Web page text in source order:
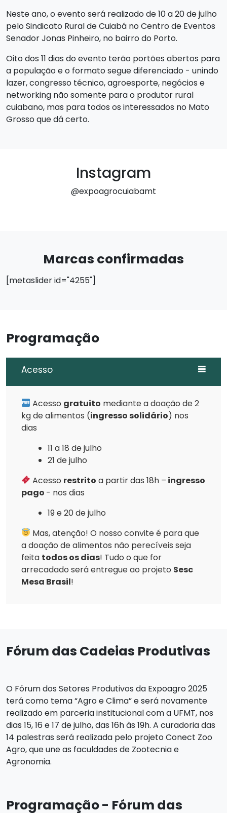
Neste ano, o evento será realizado de 10 a 20 de julho
pelo Sindicato Rural de Cuiabá no Centro de Eventos
Senador Jonas Pinheiro, no bairro do Porto.
Oito dos 11 dias do evento terão portões abertos para
a população e o formato segue diferenciado - unindo
lazer, congresso técnico, agroesporte, negócios e
networking não somente para o produtor rural
cuiabano, mas para todos os interessados no Mato
Grosso que dá certo.
Instagram
@expoagrocuiabamt
Marcas confirmadas
[metaslider id="4255"]
Programação
Acesso
Acesso gratuito mediante a doação de 2
kg de alimentos (ingresso solidário) nos
dias
11 a 18 de julho
21 de julho
Acesso restrito a partir das 18h – ingresso
pago - nos dias
19 e 20 de julho
Mas, atenção! O nosso convite é para que
a doação de alimentos não perecíveis seja
feita todos os dias! Tudo o que for
arrecadado será entregue ao projeto Sesc
Mesa Brasil!
Fórum das Cadeias Produtivas
O Fórum dos Setores Produtivos da Expoagro 2025
terá como tema “Agro e Clima” e será novamente
realizado em parceria institucional com a UFMT, nos
dias 15, 16 e 17 de julho, das 16h às 19h. A curadoria das
14 palestras será realizada pelo projeto Conect Zoo
Agro, que une as faculdades de Zootecnia e
Agronomia.
Programação - Fórum das